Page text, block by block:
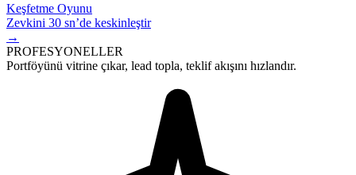
Keşfetme Oyunu
Zevkini 30 sn’de keskinleştir
→
PROFESYONELLER
Portföyünü vitrine çıkar, lead topla, teklif akışını hızlandır.